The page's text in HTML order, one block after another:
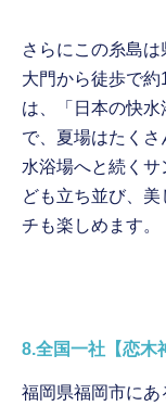
さらにこの糸島
大門から徒歩で
は、「日本の快
で、夏場はたく
水浴場へと続く
ども立ち並び、
チも楽しめます。
8.全国一社【恋木
福岡県福岡市に